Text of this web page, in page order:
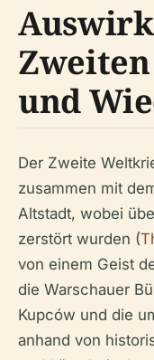
und
Der Zweite
zusammen mit
Altstadt, wobei
zerstört wurden (
von einem Geist
die Warschauer
Kupców und die
anhand von